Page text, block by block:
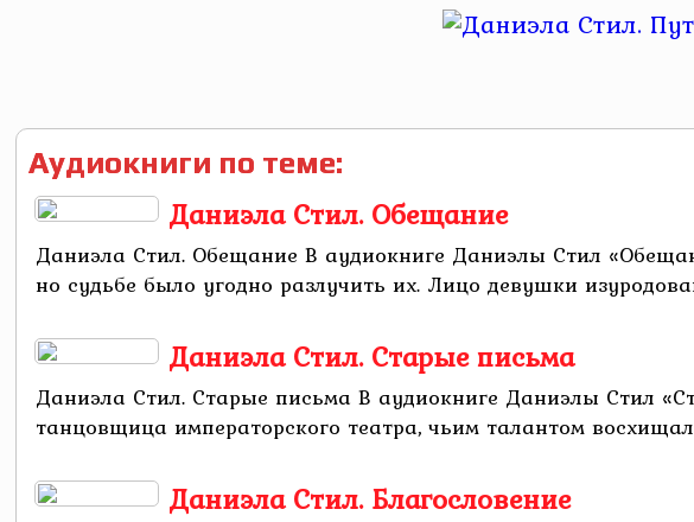
Аудиокниги по теме:
Даниэла Стил. Обещание
Даниэла Стил. Обещание В аудиокниге Даниэлы Стил
но судьбе было угодно разлучить их. Лицо девушки
Даниэла Стил. Старые письма
Даниэла Стил. Старые письма В аудиокниге Даниэлы Стил
танцовщица императорского театра, чьим талантом
Даниэла Стил. Благословение